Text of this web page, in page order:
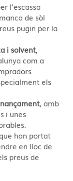
l’escassa
de sòl
pugin per la
i solvent,
com a
els
, amb
i unes
han portat
en lloc de
preus de